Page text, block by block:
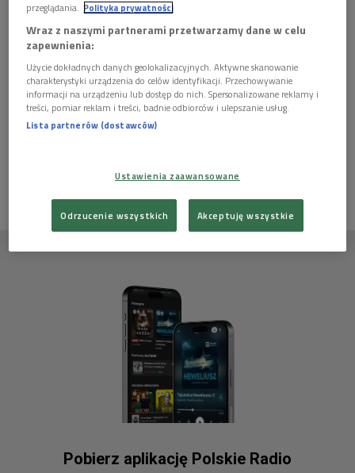
Autor:Dżennet Połtorzycka
Cały odcinek jako plik dźwiękowy MP3! Zapraszamy do słuchania!
Ten artykuł nie ma jeszcze komentarzy, możesz być pierwszy!
Pobierz aplikację Polskie Radio
przeglądania. Polityka prywatności
Wraz z naszymi partnerami przetwarzamy dane w celu
zapewnienia:
Użycie dokładnych danych geolokalizacyjnych. Aktywne skanowanie
charakterystyki urządzenia do celów identyfikacji. Przechowywanie
informacji na urządzeniu lub dostęp do nich. Spersonalizowane reklamy i
treści, pomiar reklam i treści, badnie odbiorców i ulepszanie usług.
Lista partnerów (dostawców)
Ustawienia zaawansowane
Odrzucenie wszystkich Akceptuję wszystkie